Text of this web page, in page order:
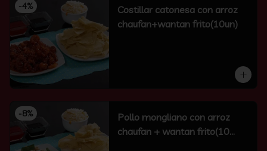
-4%
Costillar catonesa con arroz
chaufan+wantan frito(10un)
-8%
Pollo mongliano con arroz
chaufan + wantan frito(10